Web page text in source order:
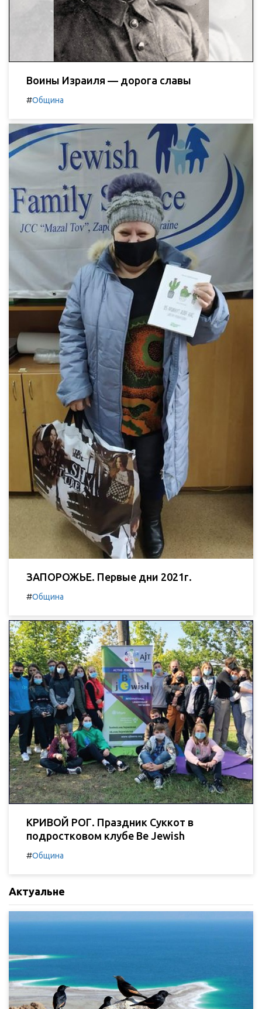
Воины Израиля — дорога славы
#Община
ЗАПОРОЖЬЕ. Первые дни 2021г.
#Община
КРИВОЙ РОГ. Праздник Суккот в
подростковом клубе Be Jewish
#Община
Актуальне